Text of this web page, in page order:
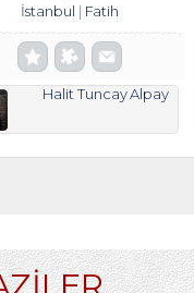
İstanbul
Fatih
Halit Tuncay Alpay